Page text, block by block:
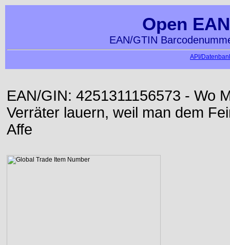
Open
EAN/GTIN
API/
EAN/GIN: 4251311156573 - Wo
Verräter lauern, weil man dem
Affe